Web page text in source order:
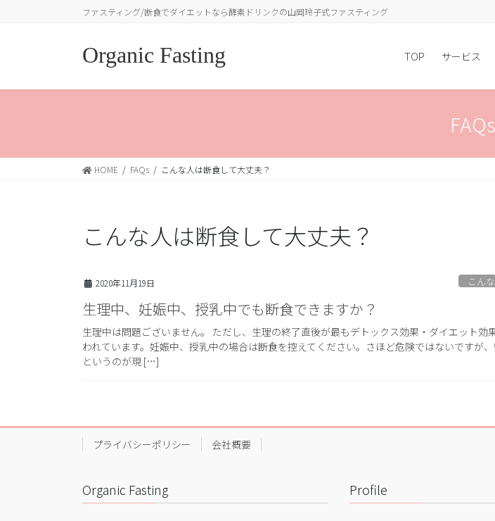
に
ョ
動
ファスティング/断食でダイエットなら酵素ドリンクの山岡玲子式ファスティング
Organic Fasting TOP サービス
FAQs
HOME FAQs こんな人は断食して大丈夫？
こんな人は断食して大丈夫？
2020年11月19日 こん
生理中、妊娠中、授乳中でも断食できますか？
生理中は問題ございません。 ただし、生理の終了直後が最もデトックス効果・ダイエット効
われています。妊娠中、授乳中の場合は断食を控えてください。さほど危険ではないですが
というのが現 […]
プライバシーポリシー 会社概要
Organic Fasting Profile